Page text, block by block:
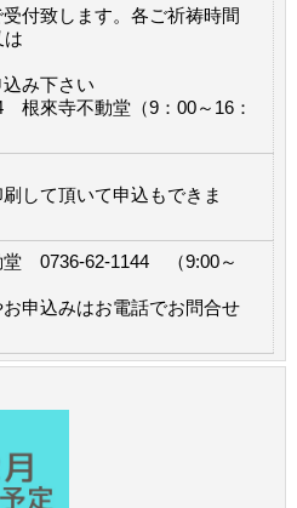
付致します。各ご祈祷時間
み下さい
根來寺不動堂（9：00～16：
して頂いて申込もできま
0736-62-1144 （9:00～
申込みはお電話でお問合せ